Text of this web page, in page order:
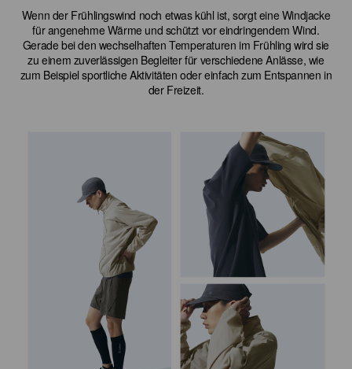
Wenn der Frühlingswind noch etwas kühl ist, sorgt eine Windjacke
für angenehme Wärme und schützt vor eindringendem Wind.
Gerade bei den wechselhaften Temperaturen im Frühling wird sie
zu einem zuverlässigen Begleiter für verschiedene Anlässe, wie
zum Beispiel sportliche Aktivitäten oder einfach zum Entspannen in
der Freizeit.